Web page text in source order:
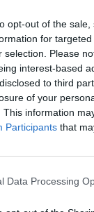
opt-out of the
for
selection. Please
interest-based
to third
of your
This information
Participants that
Data Processing
και